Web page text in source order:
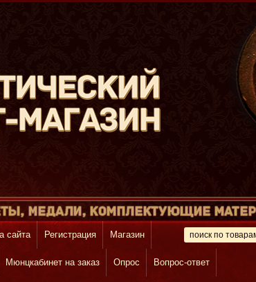
сайта Регистрация Магазин
Mюнцкабинет на заказ Опрос Вопрос-ответ